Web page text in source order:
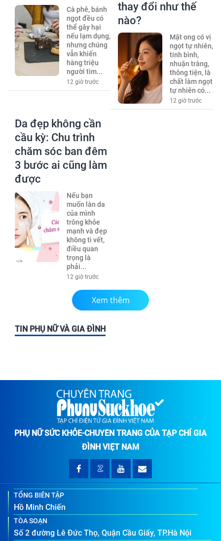
Cà phê, bánh
ngọt đều có
thể gây hại
nếu lạm dụng,
nhưng chúng
vẫn khiến
hàng triệu
người tìm...
12 giờ trước
thay đổi như thế
nào?
Mật ong có vị
ngọt tự nhiên,
tính bình,
nhuận tràng,
thông tiện, là
chất làm ngọt
tự nhiên có...
12 giờ trước
Da đẹp không cần
cầu kỳ: Chu trình
chăm sóc ban đêm
3 bước ai cũng làm
được
Nếu bạn
muốn làn da
của mình
trông khỏe
mạnh và đẹp
không tì vết,
điều quan
trọng là
phải...
12 giờ trước
Xem thêm
TIN PHỤ NỮ VÀ GIA ĐÌNH
PHỤ NỮ SỨC KHỎE-CHUYÊN TRANG CỦA TẠP CHÍ GIA
ĐÌNH VIỆT NAM
TỔNG BIÊN TẬP
Hồ Minh Chiến
TÒA SOẠN
Số 2 đường Lê Đức Thọ, Quận Cầu Giấy, TP.Hà Nội